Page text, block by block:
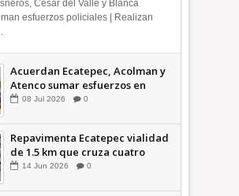
César del Valle y Blanca
esfuerzos policiales | Realizan
Acuerdan Ecatepec, Acolman y
Atenco sumar esfuerzos en
seguridad
08 Jul 2026 0
Repavimenta Ecatepec vialidad
de 1.5 km que cruza cuatro
comunidades +Video
14 Jun 2026 0